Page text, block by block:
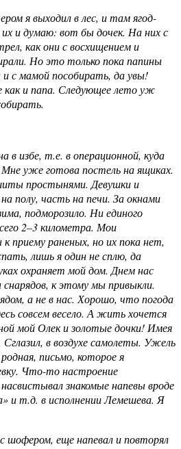
я выходил в лес, и там ягод-
и думаю: вот бы дочек. На них с
как они с восхищением и
Но это только пока папины
с мамой пособирать, да увы!
и папа. Следующее лето уж
избе, т.е. в операционной, куда
уже готова постель на ящиках.
простынями. Девушки и
полу, часть на печи. За окнами
подморозило. Ни единого
2–3 километра. Мои
к приему раненых, но их пока нет,
лишь я один не сплю, да
охраняет мой дом. Днем нас
к этому мы привыкли.
а не в нас. Хорошо, что погода
совсем весело. А жить хочется
мой Олек и золотые дочки! Имея
в воздухе самолеты. Ужель
письмо, которое я
Что-то настроение
знакомые напевы вроде
и т.д. в исполнении Лемешева. Я
шофером, еще напевал и повторял